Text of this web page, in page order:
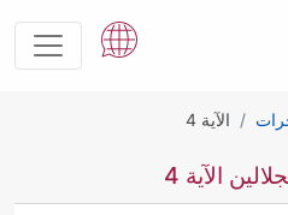
الآية 4
الآية 4